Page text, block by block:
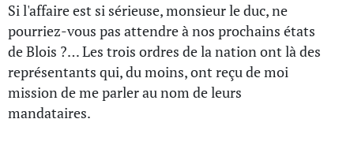
Si l'affaire est si sérieuse, monsieur le duc, ne
pourriez-vous pas attendre à nos prochains états
de Blois ?… Les trois ordres de la nation ont là des
représentants qui, du moins, ont reçu de moi
mission de me parler au nom de leurs
mandataires.